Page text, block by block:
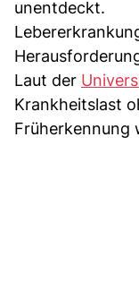
unentdeckt.
Laut der
Krankheitslast
Früherkennung